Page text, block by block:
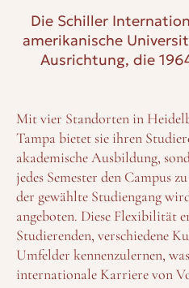
Die Schiller
amerikanische
Ausrichtung, die
Mit vier Standorten in
Tampa bietet sie ihren
akademische Ausbildung,
jedes Semester den Campus
der gewählte Studiengang
angeboten. Diese Flexibilität
Studierenden, verschiedene
Umfelder kennenzulernen,
internationale Karriere von